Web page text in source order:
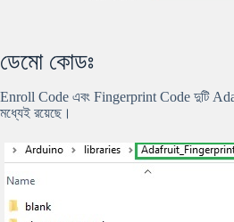
ডেমো কোডঃ
Enroll Code এবং Fingerprint Code দুটি
মধ্যেই রয়েছে।